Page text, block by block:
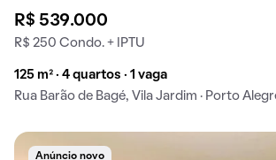
R$ 539.000
R$ 250 Condo. + IPTU
125 m² · 4 quartos · 1 vaga
Rua Barão de Bagé, Vila Jardim · Porto
Anúncio novo